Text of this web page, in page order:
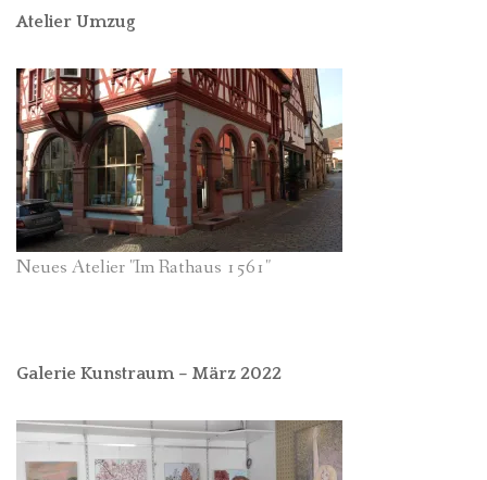
Atelier Umzug
Neues Atelier "Im Rathaus 1561"
Galerie Kunstraum – März 2022